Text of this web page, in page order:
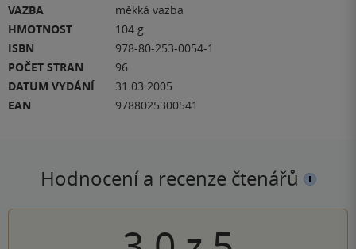
VAZBA
měkká vazba
HMOTNOST
104 g
ISBN
978-80-253-0054-1
POČET STRAN
96
DATUM VYDÁNÍ
31.03.2005
EAN
9788025300541
Hodnocení a recenze čtenářů